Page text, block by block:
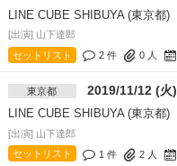
LINE CUBE SHIBUYA (東京都)
[出演] 山下達郎
セットリスト
2 件 0人
東京都 2019/11/12 (火)
LINE CUBE SHIBUYA (東京都)
[出演] 山下達郎
セットリスト
1 件 2人